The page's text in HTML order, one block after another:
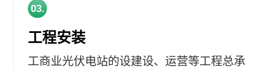
03.
工程安装
工商业光伏电站的设建设、运营等工程总承